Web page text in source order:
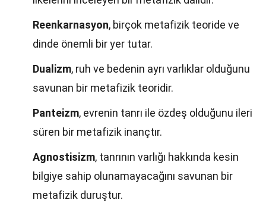
Reenkarnasyon, birçok metafizik teoride ve
dinde önemli bir yer tutar.
Dualizm, ruh ve bedenin ayrı varlıklar olduğunu
savunan bir metafizik teoridir.
Panteizm, evrenin tanrı ile özdeş olduğunu ileri
süren bir metafizik inançtır.
Agnostisizm, tanrının varlığı hakkında kesin
bilgiye sahip olunamayacağını savunan bir
metafizik duruştur.